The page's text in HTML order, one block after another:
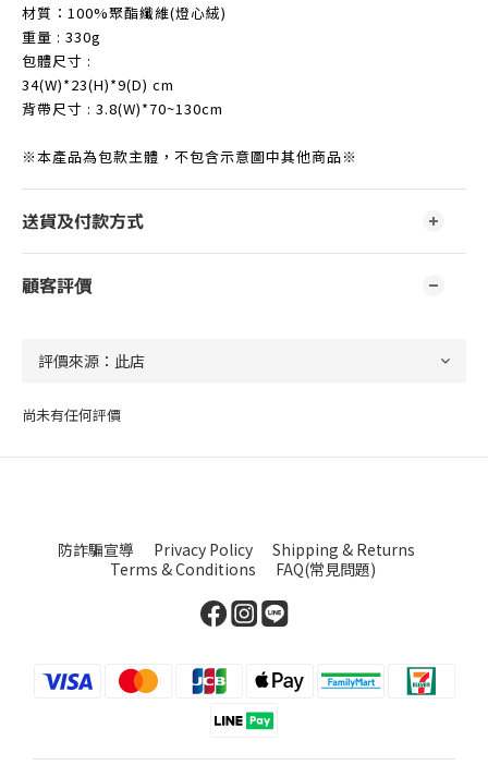
材質：100%聚酯纖維(燈心絨)
重量 : 330g
包體尺寸 :
34(W)*23(H)*9(D) cm
背帶尺寸 : 3.8(W)*70~130cm
※本產品為包款主體，不包含示意圖中其他商品※
送貨及付款方式
顧客評價
尚未有任何評價
防詐騙宣導 Privacy Policy
Shipping & Returns
Terms & Conditions
FAQ(常見問題)